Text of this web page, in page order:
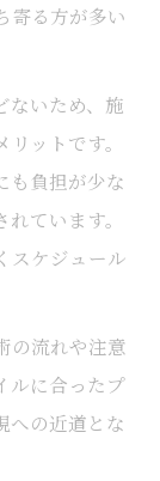
寄る方が多い
ないため、施
ットです。
も負担が少な
ています。
スケジュール
の流れや注意
ルに合ったプ
への近道とな